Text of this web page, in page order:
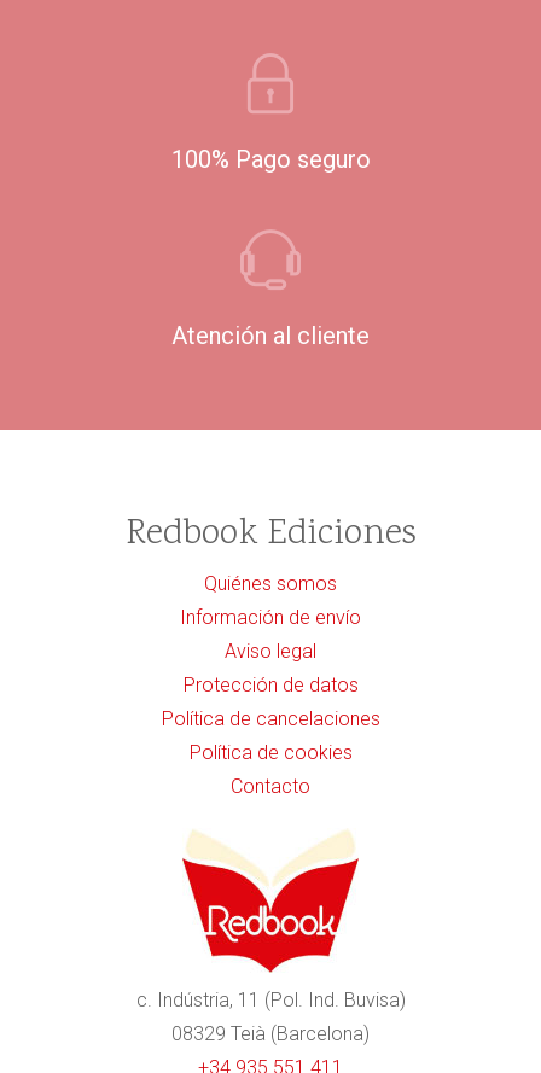
100% Pago seguro
Atención al cliente
Redbook Ediciones
Quiénes somos
Información de envío
Aviso legal
Protección de datos
Política de cancelaciones
Política de cookies
Contacto
c. Indústria, 11 (Pol. Ind. Buvisa)
08329 Teià (Barcelona)
+34 935 551 411